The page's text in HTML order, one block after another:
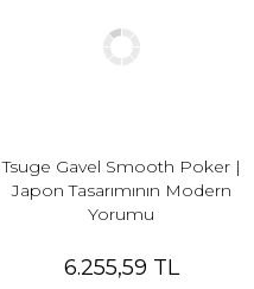
Tsuge Gavel Smooth Poker |
Japon Tasarımının Modern
Yorumu
6.255,59 TL